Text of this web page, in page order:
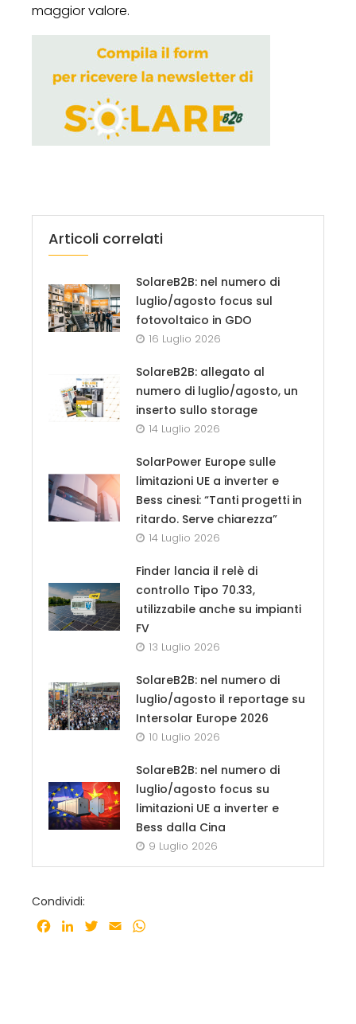
maggior valore.
Articoli correlati
SolareB2B: nel numero di
luglio/agosto focus sul
fotovoltaico in GDO
16 Luglio 2026
SolareB2B: allegato al
numero di luglio/agosto, un
inserto sullo storage
14 Luglio 2026
SolarPower Europe sulle
limitazioni UE a inverter e
Bess cinesi: “Tanti progetti in
ritardo. Serve chiarezza”
14 Luglio 2026
Finder lancia il relè di
controllo Tipo 70.33,
utilizzabile anche su impianti
FV
13 Luglio 2026
SolareB2B: nel numero di
luglio/agosto il reportage su
Intersolar Europe 2026
10 Luglio 2026
SolareB2B: nel numero di
luglio/agosto focus su
limitazioni UE a inverter e
Bess dalla Cina
9 Luglio 2026
Condividi:
Facebook
LinkedInTwitter
Email